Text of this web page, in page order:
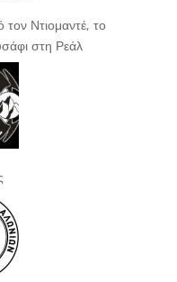
Ντιομαντέ, το
στη Ρεάλ